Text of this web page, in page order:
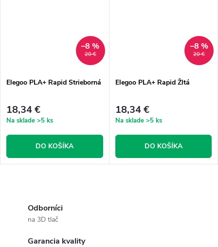
20 €
–8 %
Elegoo PLA+ Rapid Strieborná
18,34 €
Na sklade >5 ks
DO KOŠÍKA
20 €
–8 %
Elegoo PLA+ Rapid Žltá
18,34 €
Na sklade >5 ks
DO KOŠÍKA
Odborníci
na 3D tlač
Garancia kvality